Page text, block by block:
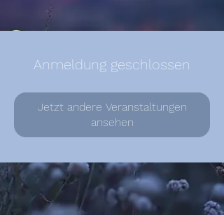
Anmeldung geschlossen
Jetzt andere Veranstaltungen
ansehen